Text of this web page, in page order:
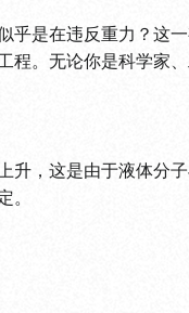
乎是在违反重力？这
。无论你是科学家
升，这是由于液体分
。